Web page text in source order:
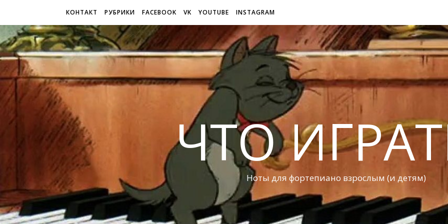
КОНТАКТ РУБРИКИ FACEBOOK VK YOUTUBE INSTAGRAM
ЧТО
Ноты для фортепиано взрослым (и детям)